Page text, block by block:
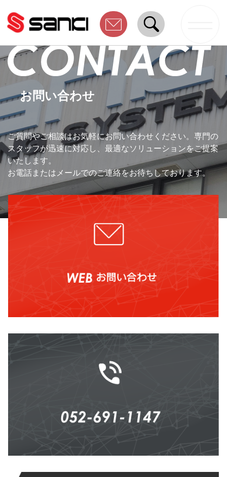
お問い合わせ
ご質問やご相談はお気軽にお問い合わせください。専門の
スタッフが迅速に対応し、最適なソリューションをご提案
いたします。
お電話またはメールでのご連絡をお待ちしております。